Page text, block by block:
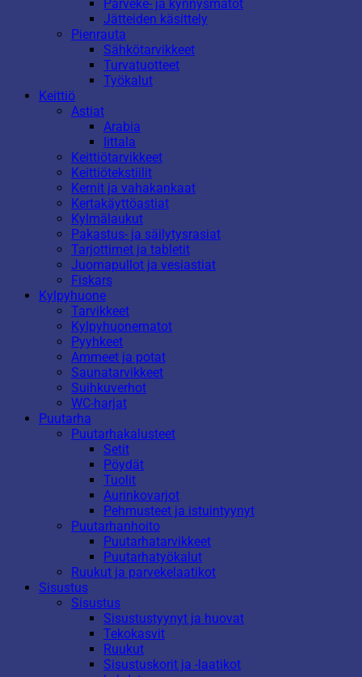
Parveke- ja kynnysmatot
Jätteiden käsittely
Pienrauta
Sähkötarvikkeet
Turvatuotteet
Työkalut
Keittiö
Astiat
Arabia
Iittala
Keittiötarvikkeet
Keittiötekstiilit
Kernit ja vahakankaat
Kertakäyttöastiat
Kylmälaukut
Pakastus- ja säilytysrasiat
Tarjottimet ja tabletit
Juomapullot ja vesiastiat
Fiskars
Kylpyhuone
Tarvikkeet
Kylpyhuonematot
Pyyhkeet
Ammeet ja potat
Saunatarvikkeet
Suihkuverhot
WC-harjat
Puutarha
Puutarhakalusteet
Setit
Pöydät
Tuolit
Aurinkovarjot
Pehmusteet ja istuintyynyt
Puutarhanhoito
Puutarhatarvikkeet
Puutarhatyökalut
Ruukut ja parvekelaatikot
Sisustus
Sisustus
Sisustustyynyt ja huovat
Tekokasvit
Ruukut
Sisustuskorit ja -laatikot